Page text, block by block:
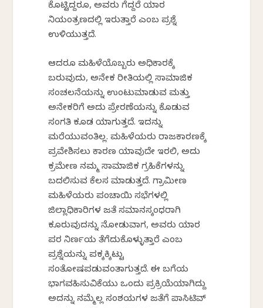
ಕೊಟ್ಟಿದ್ದರೂ, ಅವರು ಗೆದ್ದರೆ ಯಾರ
ನಿಯಂತ್ರಣದಲ್ಲಿ ಇರುತ್ತಾರೆ ಎಂಬ ಪ್ರಶ್ನೆ
ಉಳಿಯುತ್ತದೆ.
ಆದರೂ ಮಹಿಳೆಯೊಬ್ಬರು ಅಧಿಕಾರಕ್ಕೆ
ಬರುವುದು, ಅನೇಕ ರೀತಿಯಲ್ಲಿ ಸಾಮಾಜಿಕ
ಸಂಚಲನೆಯನ್ನು ಉಂಟುಮಾಡುವ ಮತ್ತು
ಅನೇಕರಿಗೆ ಅದು ಪ್ರೇರಣೆಯನ್ನು ಕೊಡುವ
ಸಂಗತಿ ಕೂಡ ಯಾಗುತ್ತದೆ. ಇದನ್ನು
ಮರೆಯುವಂತಿಲ್ಲ. ಮಹಿಳೆಯರು ರಾಜಕಾರಣಕ್ಕೆ
ಪ್ರವೇಶಿಸಲು ಕಾರಣ ಯಾವುದೇ ಇರಲಿ, ಅದು
ಕ್ರಮೇಣ ನಮ್ಮ ಸಾಮಾಜಿಕ ಗ್ರಹಿಕೆಗಳನ್ನು
ಬದಲಿಸುವ ಕೆಲಸ ಮಾಡುತ್ತದೆ. ಗ್ರಾಮೀಣ
ಮಹಿಳೆಯರು ಪಂಚಾಯಿತ್ ಸಭೆಗಳಲ್ಲಿ
ಜಿಲ್ಲಾಧಿಕಾರಿಗಳ ಜತೆ ಸಮಾನಸ್ಕಂಧರಾಗಿ
ಕೂರುವುದನ್ನು ನೋಡುವಾಗ, ಅವರು ಯಾರ
ಪರ ನಿರ್ಣಯ ತೆಗೆದುಕೊಳ್ಳುತ್ತಾರೆ ಎಂಬ
ಪ್ರಶ್ನೆಯನ್ನು ಪಕ್ಕಕ್ಕಿಟ್ಟು
ಸಂತೋಷಪಡುವಂತಾಗುತ್ತದೆ. ಈ ಬಗೆಯ
ಭಾಗವಹಿಸುವಿಕೆಯು ಒಂದು ಪ್ರಕ್ರಿಯೆಯಾಗಿದ್ದು
ಅದನ್ನು ನಮ್ಮೆಲ್ಲ ಸಂಶಯಗಳ ಜತೆಗೆ ಪಾಸಿಟಿವ್